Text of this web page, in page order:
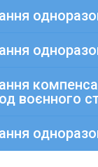
воєнного